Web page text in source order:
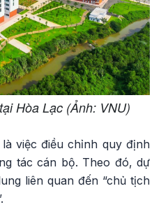
Hòa Lạc (Ảnh: VNU)
việc điều chỉnh quy định
tác cán bộ. Theo đó, dự
liên quan đến “chủ tịch